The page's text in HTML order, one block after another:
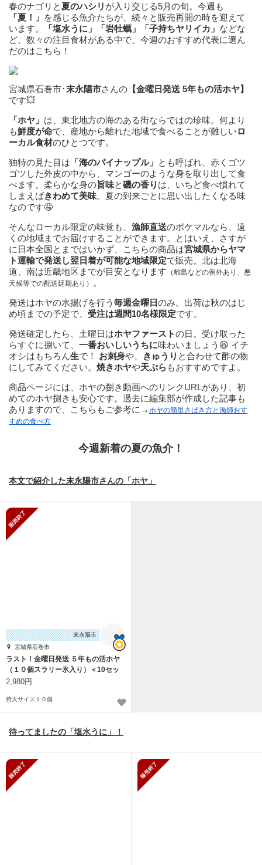
春のナゴリと夏のハシリ が入り交じる5月の旬。今週も
「夏！」 を感じる魚介たちが、続々と販売再開の時を迎えて
います。
「塩水うに」「岩牡蠣」「子持ちヤリイカ」 などな
ど、数々の注目食材がある中で、今週のおすすめ代表に選ん
だのはこちら！
宮城県石巻市･末永陽市さんの 【金曜日発送 5年もの活ホヤ】
です💥
「ホヤ」 は、東北地方の海のある街ならではの珍味。何より
も鮮度が命で、産地から離れた地域で食べることが難しいロ
ーカル食材のひとつです。
独特の見た目は 「海のパイナップル」 とも呼ばれ、赤くゴツ
ゴツした外皮の中から、マンゴーのような身を取り出して食
べます。柔らかな身の旨味と磯の香り は、いちど食べ慣れて
しまえばきわめて美味。夏の到来ごとに思い出したくなる味
なのです🤤
そんなローカル限定の味覚も、 漁師直送のポケマルなら、遠
くの地域までお届けすることができます。とはいえ、さすが
に日本全国とまではいかず、こちらの商品は宮城県からヤマ
ト運輸で発送し翌日着が可能な地域限定で販売。北は北海
道、南は近畿地区までが目安となります （離島などの例外あり、悪
天候等での配送延期あり）
。
発送はホヤの水揚げを行う 毎週金曜日のみ。出荷は秋のはじ
め頃までの予定で、 受注は週間10名様限定です。
発送確定したら、土曜日はホヤファーストの日。受け取った
らすぐに捌いて、 一番おいしいうちに味わいましょう😆 イチ
オシはもちろん生で！ お刺身や、 きゅうり と合わせて酢の物
にしてみてください。 焼きホヤや天ぷら もおすすめですよ。
商品ページには、ホヤの捌き動画へのリンクURLがあり、初
めてのホヤ捌きも安心です。過去に編集部が作成した記事も
ありますので、こちらもご参考に→ ホヤの簡単さばき方と漁師おす
すめの食べ方
今週新着の夏の魚介！
本文で紹介した末永陽市さんの「ホヤ」
末永陽市
宮城県石巻市
ラスト！金曜日発送 ５年もの活ホヤ
（１０個スラリー氷入り）＜10セッ
ト限定＞
2,980円
特大サイズ１０個
待ってましたの「塩水うに」！